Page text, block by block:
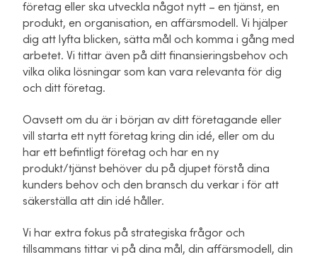
företag eller ska utveckla något nytt – en tjänst, en
produkt, en organisation, en affärsmodell. Vi hjälper
dig att lyfta blicken, sätta mål och komma i gång med
arbetet. Vi tittar även på ditt finansieringsbehov och
vilka olika lösningar som kan vara relevanta för dig
och ditt företag.
Oavsett om du är i början av ditt företagande eller
vill starta ett nytt företag kring din idé, eller om du
har ett befintligt företag och har en ny
produkt/tjänst behöver du på djupet förstå dina
kunders behov och den bransch du verkar i för att
säkerställa att din idé håller.
Vi har extra fokus på strategiska frågor och
tillsammans tittar vi på dina mål, din affärsmodell, din